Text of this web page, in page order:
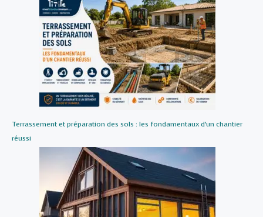
Terrassement et préparation des sols : les fondamentaux d’un chantier
réussi